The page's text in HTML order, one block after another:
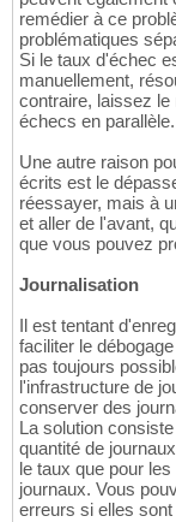
remédier à ce
problématiques
Si le taux d'échec
manuellement,
contraire, laissez
échecs en parallèle.
Une autre raison
écrits est le
réessayer, mais à
et aller de l'avant,
que vous pouvez
Journalisation
Il est tentant
faciliter le
pas toujours
l'infrastructure de
conserver des
La solution
quantité de
le taux que pour
journaux. Vous
erreurs si elles